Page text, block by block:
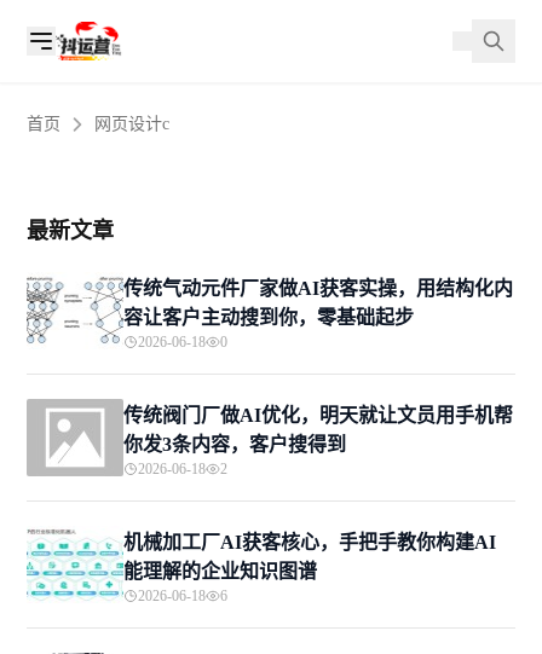
首页 网页设计c
最新文章
传统气动元件厂家做AI获客实操，用结构化内
容让客户主动搜到你，零基础起步
2026-06-18 0
传统阀门厂做AI优化，明天就让文员用手机帮
你发3条内容，客户搜得到
2026-06-18 2
机械加工厂AI获客核心，手把手教你构建AI
能理解的企业知识图谱
2026-06-18 6